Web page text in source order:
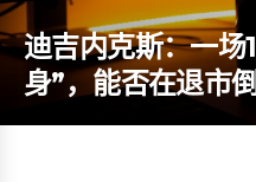
迪吉内克斯：一场
身”，能否在退市